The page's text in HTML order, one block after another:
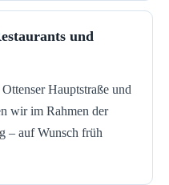
und
Hauptstraße und
wir im Rahmen der
– auf Wunsch früh